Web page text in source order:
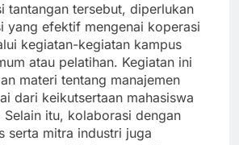
tantangan tersebut, diperlukan
yang efektif mengenai koperasi
kegiatan-kegiatan kampus
atau pelatihan. Kegiatan ini
materi tentang manajemen
dari keikutsertaan mahasiswa
itu, kolaborasi dengan
serta mitra industri juga